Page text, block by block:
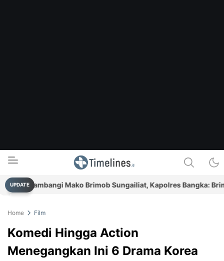
Timelines.id
Media Literasi, Sejarah & Budaya
UPDATE
Sambangi Mako Brimob Sungailiat, Kapolres Bangka: Brimob
Home Film
Komedi Hingga Action
Menegangkan Ini 6 Drama Korea